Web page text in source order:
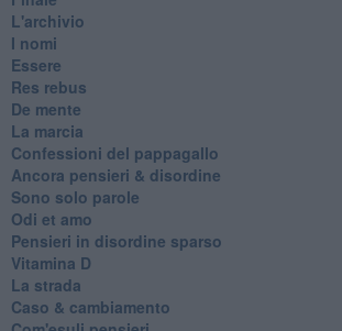
L'archivio
I nomi
Essere
Res rebus
De mente
La marcia
Confessioni del pappagallo
Ancora pensieri & disordine
Sono solo parole
Odi et amo
Pensieri in disordine sparso
Vitamina D
La strada
Caso & cambiamento